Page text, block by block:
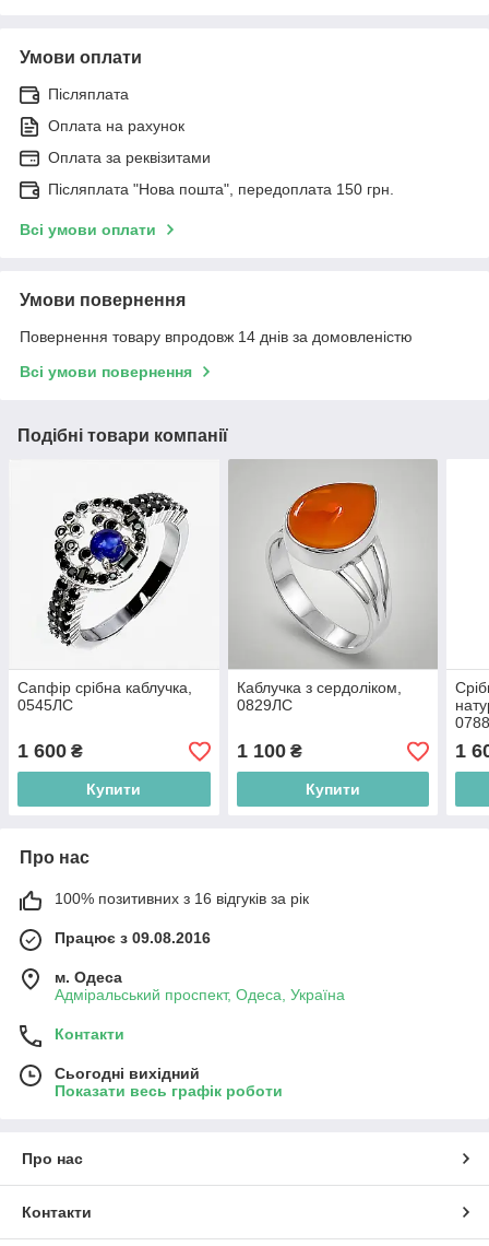
Умови оплати
Післяплата
Оплата на рахунок
Оплата за реквізитами
Післяплата "Нова пошта", передоплата 150 грн.
Всі умови оплати
Умови повернення
Повернення товару впродовж 14 днів за домовленістю
Всі умови повернення
Подібні товари компанії
Сапфір срібна каблучка,
0545ЛС
1 600 ₴
Купити
Каблучка з сердоліком,
0829ЛС
1 100₴
Купити
1
Про нас
100% позитивних з 16 відгуків за рік
Працює з 09.08.2016
м. Одеса
Адміральський проспект, Одеса, Україна
Контакти
Сьогодні вихідний
Показати весь графік роботи
Про нас
Контакти